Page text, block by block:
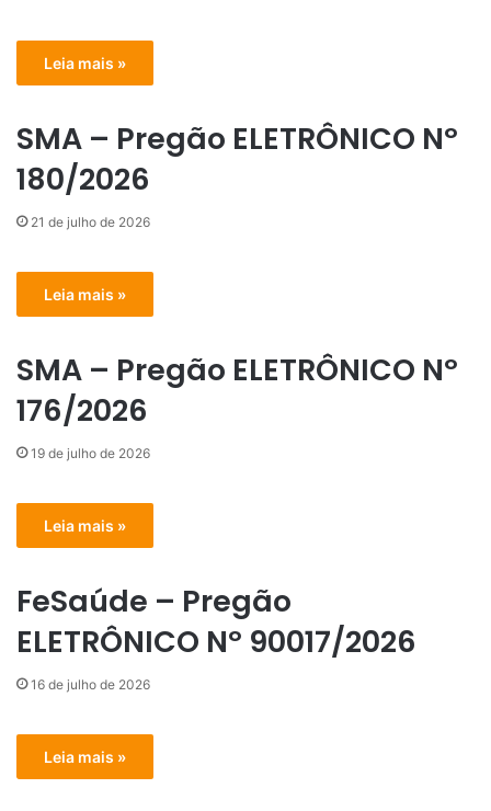
Leia mais »
SMA – Pregão ELETRÔNICO Nº
180/2026
21 de julho de 2026
Leia mais »
SMA – Pregão ELETRÔNICO Nº
176/2026
19 de julho de 2026
Leia mais »
FeSaúde – Pregão
ELETRÔNICO Nº 90017/2026
16 de julho de 2026
Leia mais »